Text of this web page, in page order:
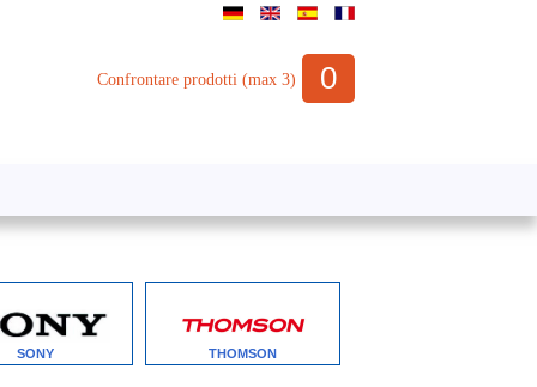
Confrontare prodotti (max 3) 0
SONY THOMSON